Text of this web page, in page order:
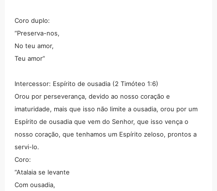
Coro duplo:
“Preserva-nos,
No teu amor,
Teu amor”
Intercessor: Espírito de ousadia (2 Timóteo 1:6)
Orou por perseverança, devido ao nosso coração e
imaturidade, mais que isso não limite a ousadia, orou por um
Espírito de ousadia que vem do Senhor, que isso vença o
nosso coração, que tenhamos um Espírito zeloso, prontos a
servi-lo.
Coro:
“Atalaia se levante
Com ousadia,